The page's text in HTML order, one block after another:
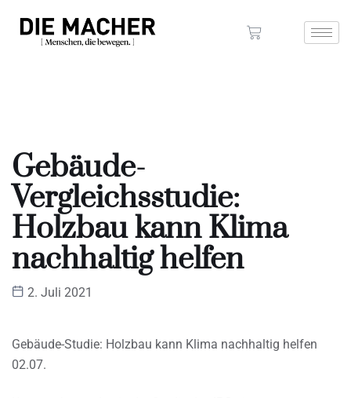
Gebäude-
Vergleichsstudie:
Holzbau kann Klima
nachhaltig helfen
2. Juli 2021
Gebäude-Studie: Holzbau kann Klima nachhaltig helfen
02.07.